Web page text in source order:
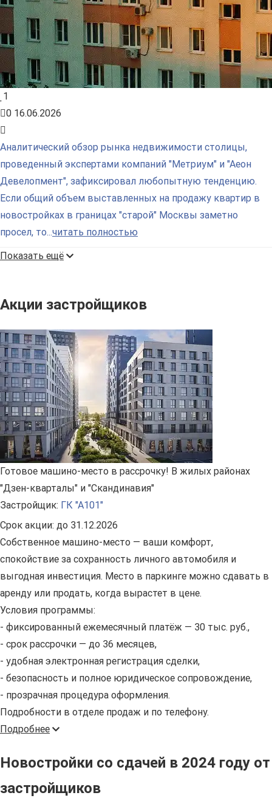
1
0 16.06.2026
Аналитический обзор рынка недвижимости столицы,
проведенный экспертами компаний "Метриум" и "Аеон
Девелопмент", зафиксировал любопытную тенденцию.
Если общий объем выставленных на продажу квартир в
новостройках в границах "старой" Москвы заметно
просел, то...читать полностью
Показать ещё
Акции застройщиков
Готовое машино-место в рассрочку! В жилых районах
"Дзен-кварталы" и "Скандинавия"
Застройщик: ГК "А101"
Срок акции: до 31.12.2026
Собственное машино-место — ваши комфорт,
спокойствие за сохранность личного автомобиля и
выгодная инвестиция. Место в паркинге можно сдавать в
аренду или продать, когда вырастет в цене.
Условия программы:
- фиксированный ежемесячный платёж — 30 тыс. руб.,
- срок рассрочки — до 36 месяцев,
- удобная электронная регистрация сделки,
- безопасность и полное юридическое сопровождение,
- прозрачная процедура оформления.
Подробности в отделе продаж и по телефону.
Подробнее
Новостройки со сдачей в 2024 году от
застройщиков